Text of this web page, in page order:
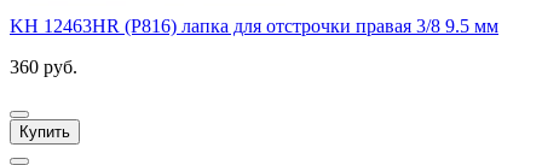
KH 12463HR (P816) лапка для отстрочки правая 3/8 9.5 мм
360 руб.
Купить